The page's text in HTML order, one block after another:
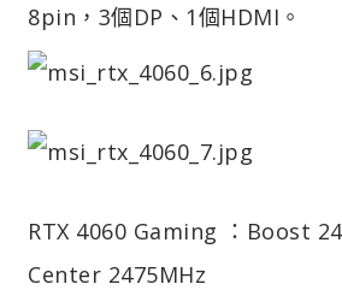
8pin，3個DP、1個HDMI。
RTX 4060 Gaming ：Boost
Center 2475MHz